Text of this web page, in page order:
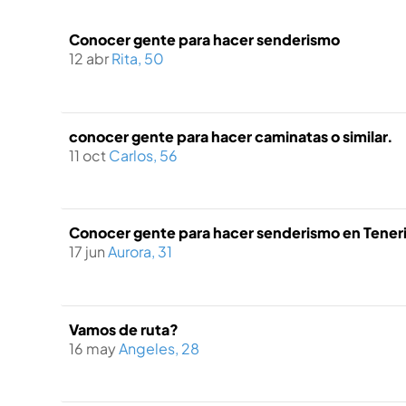
Conocer gente para hacer senderismo
12 abrRita, 50
conocer gente para hacer caminatas o similar.
11 oct Carlos, 56
Conocer gente para hacer senderismo en
17 junAurora, 31
Vamos de ruta?
16 mayAngeles, 28